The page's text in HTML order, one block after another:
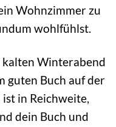
Wohnzimmer zu
wohlfühlst.
kalten Winterabend
guten Buch auf der
in Reichweite,
dein Buch und